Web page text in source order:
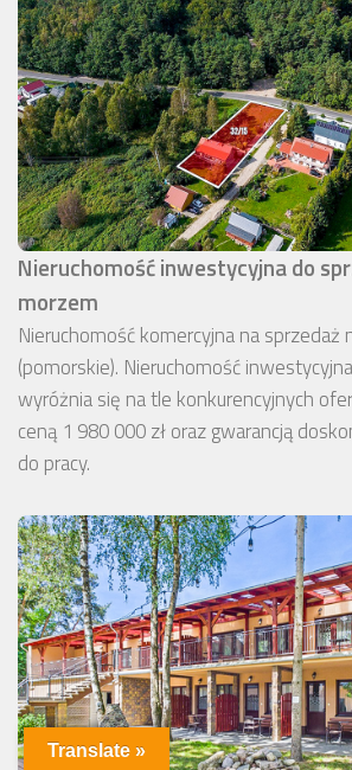
Nieruchomość inwestycyjna do
morzem
Nieruchomość komercyjna na sprzedaż
(pomorskie). Nieruchomość
wyróżnia się na tle konkurencyjnych
ceną 1 980 000 zł oraz gwarancją
do pracy.
Translate »